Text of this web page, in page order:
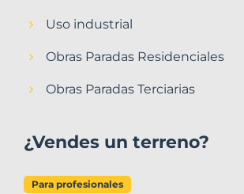
Uso industrial
Obras Paradas Residenciales
Obras Paradas Terciarias
¿Vendes un terreno?
Para profesionales